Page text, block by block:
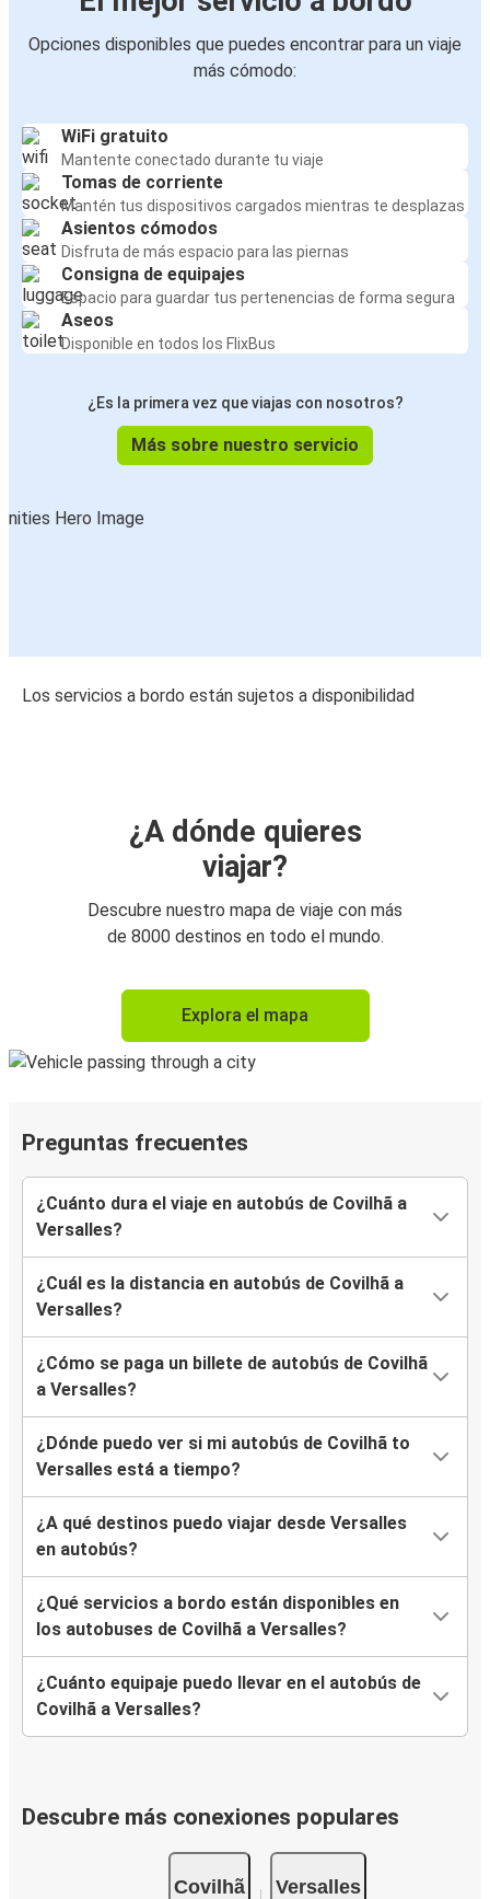
Opciones disponibles que puedes encontrar para un viaje
más cómodo:
WiFi gratuito
Mantente conectado durante tu viaje
Tomas de corriente
Mantén tus dispositivos cargados mientras te desplazas
Asientos cómodos
Disfruta de más espacio para las piernas
Consigna de equipajes
Espacio para guardar tus pertenencias de forma segura
Aseos
Disponible en todos los FlixBus
¿Es la primera vez que viajas con nosotros?
Más sobre nuestro servicio
Los servicios a bordo están sujetos a disponibilidad
¿A dónde quieres
viajar?
Descubre nuestro mapa de viaje con más
de 8000 destinos en todo el mundo.
Explora el mapa
Preguntas frecuentes
¿Cuánto dura el viaje en autobús de Covilhã a
Versalles?
¿Cuál es la distancia en autobús de Covilhã a
Versalles?
¿Cómo se paga un billete de autobús de Covilhã
a Versalles?
¿Dónde puedo ver si mi autobús de Covilhã to
Versalles está a tiempo?
¿A qué destinos puedo viajar desde Versalles
en autobús?
¿Qué servicios a bordo están disponibles en
los autobuses de Covilhã a Versalles?
¿Cuánto equipaje puedo llevar en el autobús de
Covilhã a Versalles?
Descubre más conexiones populares
Covilhã Versalles